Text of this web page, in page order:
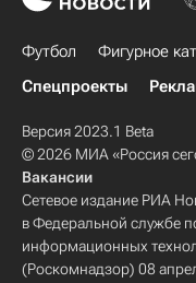
Футбол Фигурное
Спецпроекты
Версия 2023.1 Beta
© 2026 МИА «Россия
Вакансии
Сетевое издание РИА
в Федеральной службе
информационных
(Роскомнадзор) 08